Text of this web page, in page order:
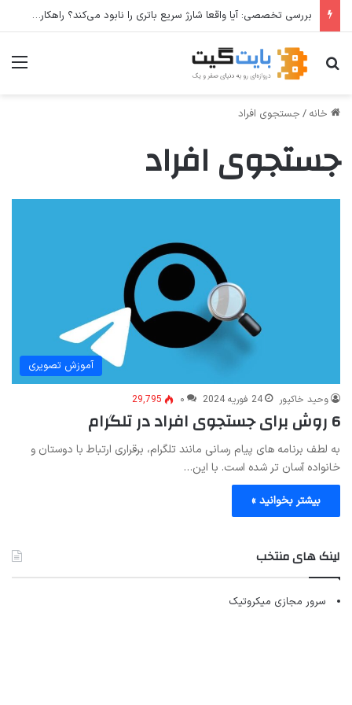
بررسی تخصصی: آیا واقعا شارژ سریع باتری را نابود می‌کند؟ راهکارهای عملی برای افزایش طول عمر باتری
جستجو برای
خانه / جستجوی افراد
جستجوی افراد
آموزش تصویری
وحید خاکپور 24 فوریه 2024 ۰ 29,795
6 روش برای جستجوی افراد در تلگرام
به لطف برنامه های پیام رسانی مانند تلگرام، برقراری ارتباط با دوستان و
خانواده آسان تر شده است. با این…
بیشتر بخوانید »
لینک های منتخب
سرور مجازی میکروتیک